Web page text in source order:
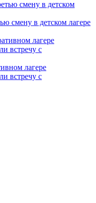
смену в детском лагере
лагере
встречу с